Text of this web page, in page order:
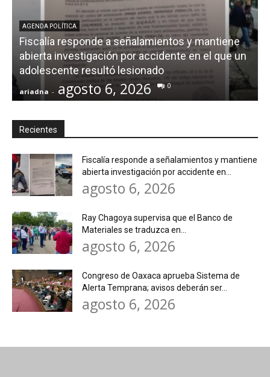
AGENDA POLÍTICA
Fiscalía responde a señalamientos y mantiene
abierta investigación por accidente en el que un
adolescente resultó lesionado
ariadna - agosto 6, 2026 0
Recientes
Fiscalía responde a señalamientos y mantiene
abierta investigación por accidente en...
agosto 6, 2026
Ray Chagoya supervisa que el Banco de
Materiales se traduzca en...
agosto 6, 2026
Congreso de Oaxaca aprueba Sistema de
Alerta Temprana; avisos deberán ser...
agosto 6, 2026